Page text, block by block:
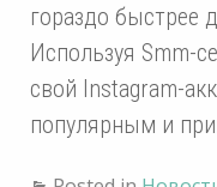
гораздо быстрее
Используя Smm-
свой Instagram-
популярным и